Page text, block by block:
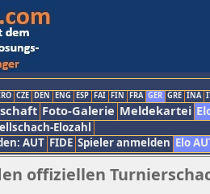
CZE DEN ENG ESP FAI FIN FRA GER GRE INA
Foto-Galerie Meldekartei
Elozahl
AUT FIDE Spieler anmelden Elo
offiziellen